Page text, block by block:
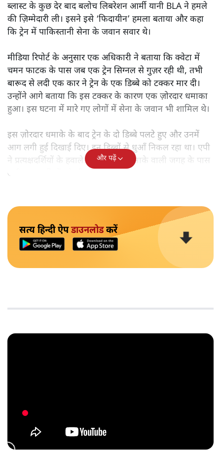
ब्लास्ट के कुछ देर बाद बलोच लिबरेशन आर्मी यानी BLA ने हमले
की ज़िम्मेदारी ली। इसने इसे ‘फिदायीन’ हमला बताया और कहा
कि ट्रेन में पाकिस्तानी सेना के जवान सवार थे।
मीडिया रिपोर्ट के अनुसार एक अधिकारी ने बताया कि क्वेटा में
चमन फाटक के पास जब एक ट्रेन सिग्नल से गुज़र रही थी, तभी
बारूद से लदी एक कार ने ट्रेन के एक डिब्बे को टक्कर मार दी।
उन्होंने आगे बताया कि इस टक्कर के कारण एक ज़ोरदार धमाका
हुआ। इस घटना में मारे गए लोगों में सेना के जवान भी शामिल थे।
इस ज़ोरदार धमाके के बाद ट्रेन के दो डिब्बे पलटे हुए और उनमें
आग लगी हुई दिखाई दिए। इन डिब्बों से धुआँ निकल रहा था। एपी
ने प्रत्यक्षदर्शियों के हवाले से बताया कि धमाके वाली जगह के पास
खड़ी कुछ गाड़ियों को भी नुकसान पहुँचा है।
और पढ़ें
सत्य हिन्दी ऐपडाउनलोडकरें